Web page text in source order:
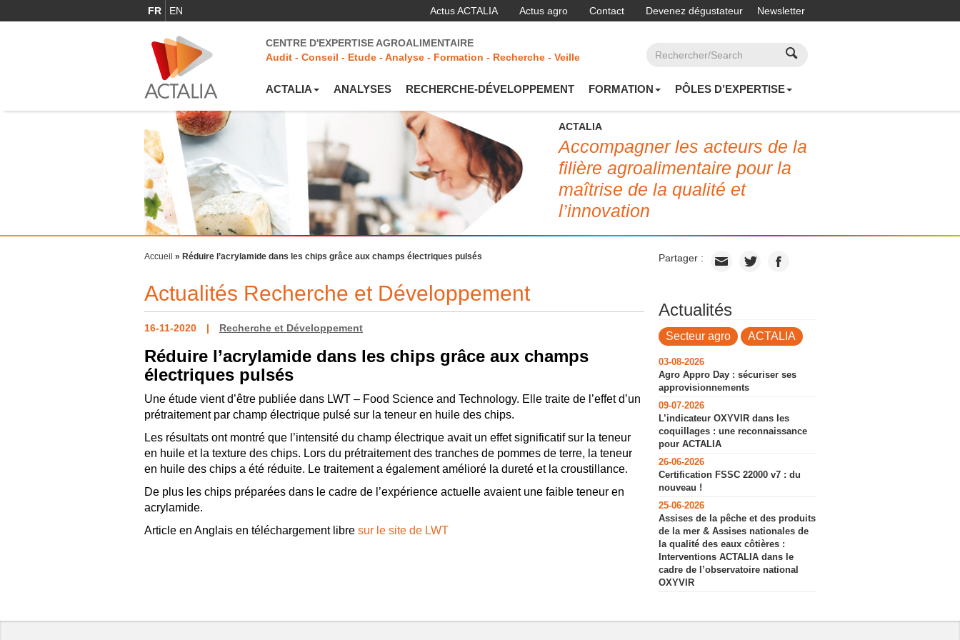
FR EN Newsletter
Actus ACTALIA Actus agro Contact Devenez dégustateur
CENTRE D'EXPERTISE AGROALIMENTAIRE
Audit - Conseil - Etude - Analyse - Formation - Recherche - Veille
ACTALIA ANALYSES RECHERCHE-DÉVELOPPEMENT FORMATION PÔLES D’EXPERTISE
ACTALIA
Accompagner les acteurs de la
filière agroalimentaire pour la
maîtrise de la qualité et
l’innovation
Accueil » Réduire l’acrylamide dans les chips grâce aux champs électriques pulsés Partager :
Actualités Recherche et Développement
16-11-2020 Recherche et Développement
Réduire l’acrylamide dans les chips grâce aux champs
électriques pulsés
Une étude vient d’être publiée dans LWT – Food Science and Technology. Elle traite de l’effet d’un
prétraitement par champ électrique pulsé sur la teneur en huile des chips.
Les résultats ont montré que l’intensité du champ électrique avait un effet significatif sur la teneur
en huile et la texture des chips. Lors du prétraitement des tranches de pommes de terre, la teneur
en huile des chips a été réduite. Le traitement a également amélioré la dureté et la croustillance.
De plus les chips préparées dans le cadre de l’expérience actuelle avaient une faible teneur en
acrylamide.
Article en Anglais en téléchargement libre sur le site de LWT
Actualités
Secteur agro ACTALIA
03-08-2026
Agro Appro Day : sécuriser ses
approvisionnements
09-07-2026
L’indicateur OXYVIR dans les
coquillages : une reconnaissance
pour ACTALIA
26-06-2026
Certification FSSC 22000 v7 : du
nouveau !
25-06-2026
Assises de la pêche et des produits
de la mer & Assises nationales de
la qualité des eaux côtières :
Interventions ACTALIA dans le
cadre de l’observatoire national
OXYVIR